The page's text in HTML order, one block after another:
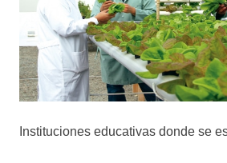
Instituciones educativas donde se